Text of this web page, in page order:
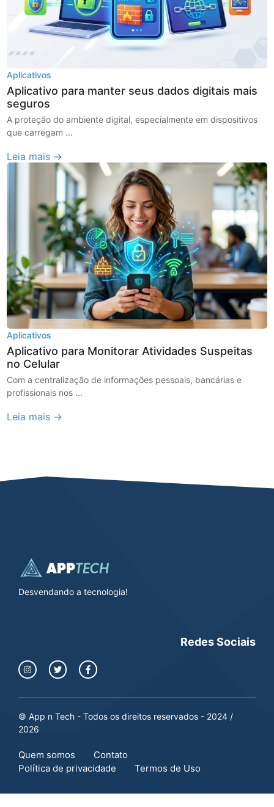
Aplicativos
Aplicativo para manter seus dados digitais mais
seguros
A proteção do ambiente digital, especialmente em dispositivos
que carregam ...
Leia mais →
Aplicativos
Aplicativo para Monitorar Atividades Suspeitas
no Celular
Com a centralização de informações pessoais, bancárias e
profissionais nos ...
Leia mais →
Desvendando a tecnologia!
Redes Sociais
© App n Tech - Todos os direitos reservados - 2024 /
2026
Quem somos
Contato
Política de privacidade
Termos de Uso